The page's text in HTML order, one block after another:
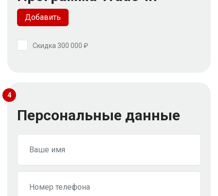
Добавить
Скидка 300 000 ₽
4
Персональные данные